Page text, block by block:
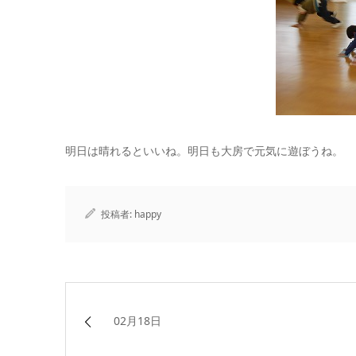
明日は晴れるといいね。明日も大房で元気に遊ぼうね。
投稿者: happy
02月18日